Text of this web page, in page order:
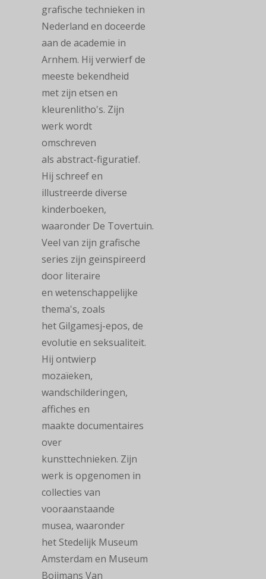
grafische technieken in
Nederland en doceerde
aan de academie in
Arnhem. Hij verwierf de
meeste bekendheid
met zijn etsen en
kleurenlitho's. Zijn
werkwordt
omschreven
als abstract-figuratief.
Hij schreef en
illustreerde diverse
kinderboeken,
waaronder De Tovertuin.
Veel van zijn grafische
series zijn geïnspireerd
door literaire
en wetenschappelijke
thema's, zoals
hetGilgamesj-epos, de
evolutie en seksualiteit.
Hij ontwierp
mozaïeken,
wandschilderingen,
affiches en
maakte documentaires
over
kunsttechnieken. Zijn
werk is opgenomen in
collecties van
vooraanstaande
musea, waaronder
het Stedelijk Museum
Amsterdam en Museum
Boijmans Van